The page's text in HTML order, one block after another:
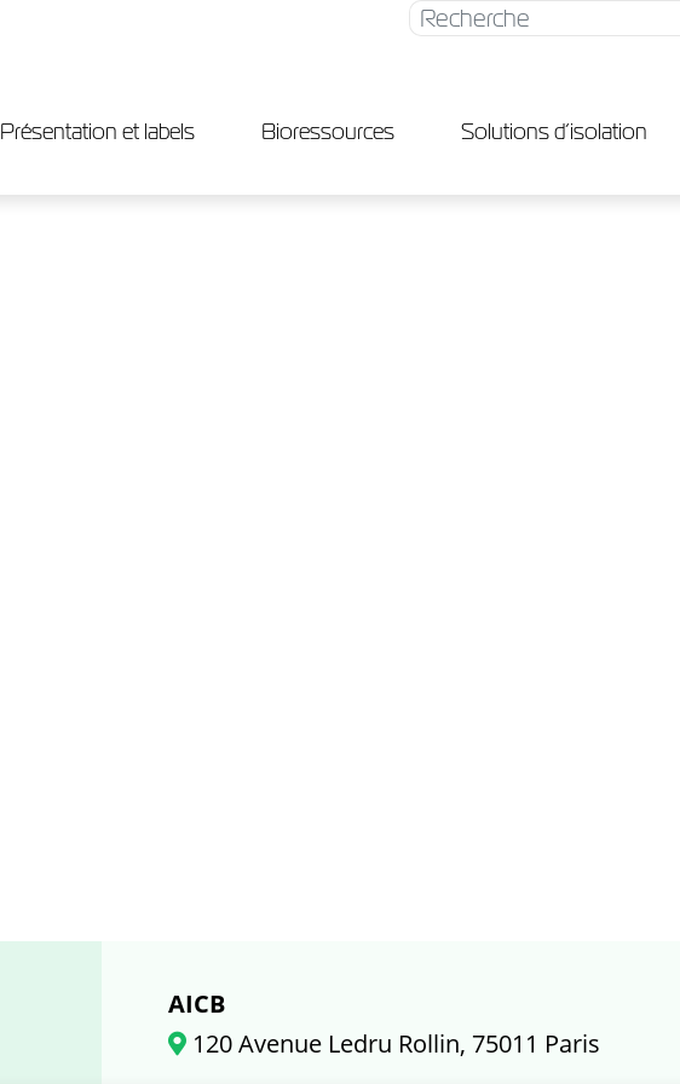
Rechercher
Présentation et labels Bioressources Solutions d’isolation
AICB
120 Avenue Ledru Rollin, 75011 Paris